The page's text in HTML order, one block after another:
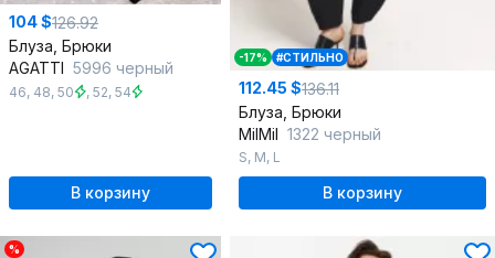
104 $126.92
Блуза, Брюки
AGATTI 5996 черный
46, 48, 50 , 52, 54
В корзину
-17% #СТИЛЬНО
112.45 $136.11
Блуза, Брюки
MilMil 1322 черный
S, M, L
В корзину
%